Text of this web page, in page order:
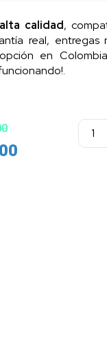
calidad,
real, entregas
en